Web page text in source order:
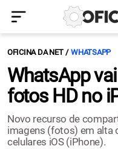
OFICINA DA NET WHATSAPP
WhatsApp
fotos HD no
Novo recurso de
imagens (fotos) em alta
celulares iOS (iPhone).